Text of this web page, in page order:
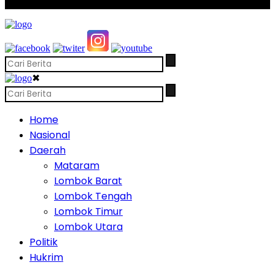
✖
Home
Nasional
Daerah
Mataram
Lombok Barat
Lombok Tengah
Lombok Timur
Lombok Utara
Politik
Hukrim